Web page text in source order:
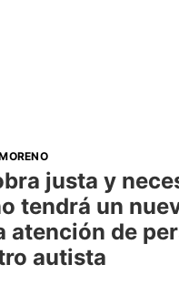
justa y
tendrá un
atención de
autista